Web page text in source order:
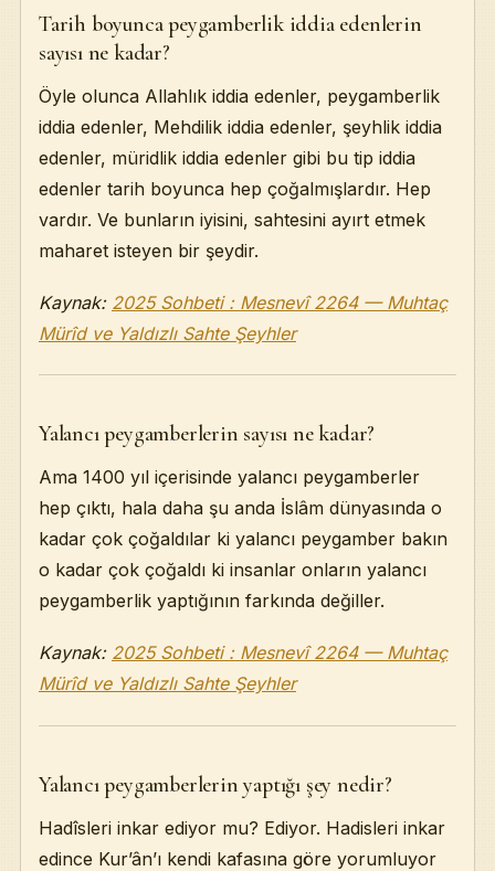
Tarih boyunca peygamberlik iddia edenlerin
sayısı ne kadar?
Öyle olunca Allahlık iddia edenler, peygamberlik
iddia edenler, Mehdilik iddia edenler, şeyhlik iddia
edenler, müridlik iddia edenler gibi bu tip iddia
edenler tarih boyunca hep çoğalmışlardır. Hep
vardır. Ve bunların iyisini, sahtesini ayırt etmek
maharet isteyen bir şeydir.
Kaynak: 2025 Sohbeti : Mesnevî 2264 — Muhtaç
Mürîd ve Yaldızlı Sahte Şeyhler
Yalancı peygamberlerin sayısı ne kadar?
Ama 1400 yıl içerisinde yalancı peygamberler
hep çıktı, hala daha şu anda İslâm dünyasında o
kadar çok çoğaldılar ki yalancı peygamber bakın
o kadar çok çoğaldı ki insanlar onların yalancı
peygamberlik yaptığının farkında değiller.
Kaynak: 2025 Sohbeti : Mesnevî 2264 — Muhtaç
Mürîd ve Yaldızlı Sahte Şeyhler
Yalancı peygamberlerin yaptığı şey nedir?
Hadîsleri inkar ediyor mu? Ediyor. Hadisleri inkar
edince Kur’ân’ı kendi kafasına göre yorumluyor